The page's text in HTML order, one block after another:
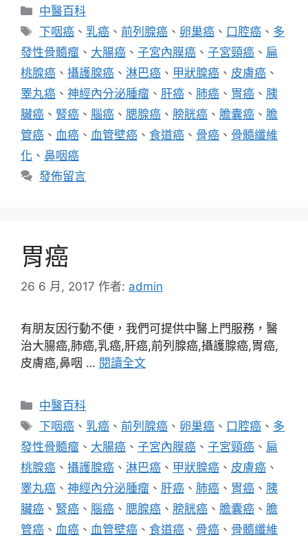
分
類
中醫百科
標
籤
下咽癌 、 乳癌 、前列腺癌 、 卵巢癌 、 口腔癌 、 多
發性骨髓瘤 、 大腸癌 、 子宮內膜癌 、 子宮頸癌 、 扁
桃腺癌 、 攝護腺癌 、 淋巴癌 、 甲狀腺癌 、 皮膚癌 、
睪丸癌 、 神經內分泌腫瘤 、 肝癌 、 肺癌 、 胃癌 、 胰
臟癌 、 腎癌 、 腦癌 、 腮腺癌 、 膀胱癌 、 膽囊癌 、 膽
管癌 、 血癌 、 血管壁癌 、 食道癌 、 骨癌 、 骨髓纖維
化 、 鼻咽癌
發佈留言
胃癌
26 6 月, 2017 作者: admin
有朋友因行動不便，我們可提供中醫上門服務，醫
治大腸癌,肺癌,乳癌,肝癌,前列腺癌,攝護腺癌,胃癌,
皮膚癌,鼻咽 … 閱讀全文
分
類
中醫百科
標
籤
下咽癌 、 乳癌 、前列腺癌 、 卵巢癌 、 口腔癌 、 多
發性骨髓瘤 、 大腸癌 、 子宮內膜癌 、 子宮頸癌 、 扁
桃腺癌 、 攝護腺癌 、 淋巴癌 、 甲狀腺癌 、 皮膚癌 、
睪丸癌 、 神經內分泌腫瘤 、 肝癌 、 肺癌 、 胃癌 、 胰
臟癌 、 腎癌 、 腦癌 、 腮腺癌 、 膀胱癌 、 膽囊癌 、 膽
管癌 、 血癌 、 血管壁癌 、 食道癌 、 骨癌 、 骨髓纖維